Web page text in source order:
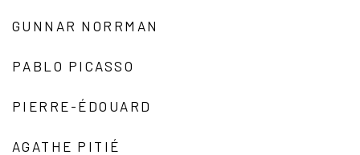
GUNNAR NORRMAN
PABLO PICASSO
PIERRE-ÉDOUARD
AGATHE PITIÉ